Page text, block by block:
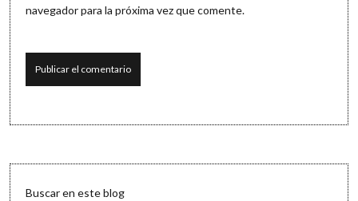
navegador para la próxima vez que comente.
Sidebar
Buscar en este blog